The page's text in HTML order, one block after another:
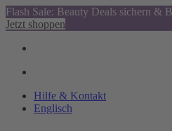
Flash Sale: Beauty Deals sichern &
Jetzt shoppen
Hilfe & Kontakt
Englisch